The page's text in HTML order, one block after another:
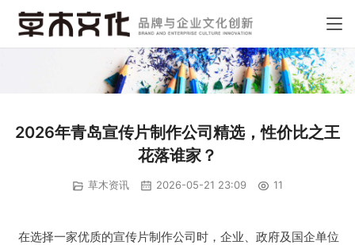
2026年青岛宣传片制作公司精选，性价比之王
花落谁家？
草木资讯 2026-05-21 23:09 11
在选择一家优质的宣传片制作公司时，企业、政府及国企单位